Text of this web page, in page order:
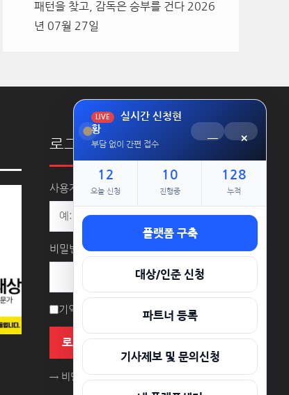
패턴을 찾고, 감독은 승부를 건다 2026
년 07월 27일
로그인
사용자명 또는 이메일 주소
비밀번호
기억하기
로그인
→ 비밀번호를 잊으셨나요?
LIVE
실시간 신청현
황
부담 없이 간편 접수
─ ×
12
오늘 신청
10
진행중
128
누적
플랫폼 구축
대상/인준 신청
파트너 등록
기사제보 및 문의신청